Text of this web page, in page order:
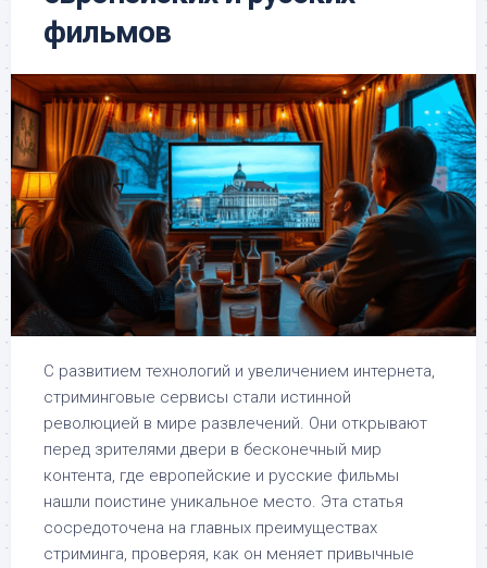
фильмов
С развитием технологий и увеличением интернета,
стриминговые сервисы стали истинной
революцией в мире развлечений. Они открывают
перед зрителями двери в бесконечный мир
контента, где европейские и русские фильмы
нашли поистине уникальное место. Эта статья
сосредоточена на главных преимуществах
стриминга, проверяя, как он меняет привычные